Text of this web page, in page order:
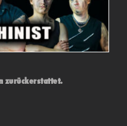
zurückerstattet.